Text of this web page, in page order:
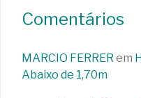
Comentários
MARCIO FERRER em
Abaixo de 1,70m